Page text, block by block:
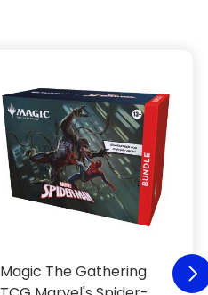
Magic The Gathering